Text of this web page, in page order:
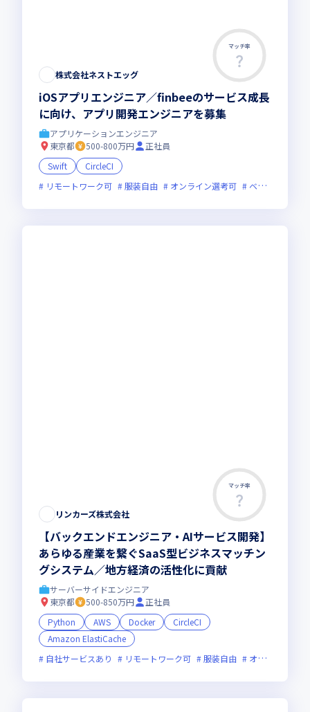
マッチ率
株式会社ネストエッグ
iOSアプリエンジニア／finbeeのサービス成長
に向け、アプリ開発エンジニアを募集
アプリケーションエンジニア
東京都
500-800万円
正社員
Swift
CircleCI
リモートワーク可
服装自由 オンライン選考可 ベンチャー企業
マッチ率
リンカーズ株式会社
【バックエンドエンジニア・AIサービス開発】
あらゆる産業を繋ぐSaaS型ビジネスマッチン
グシステム／地方経済の活性化に貢献
サーバーサイドエンジニア
東京都
500-850万円
正社員
Python
AWS Docker
CircleCI
Amazon ElastiCache
自社サービスあり
リモートワーク可 服装自由 オンライン選考可